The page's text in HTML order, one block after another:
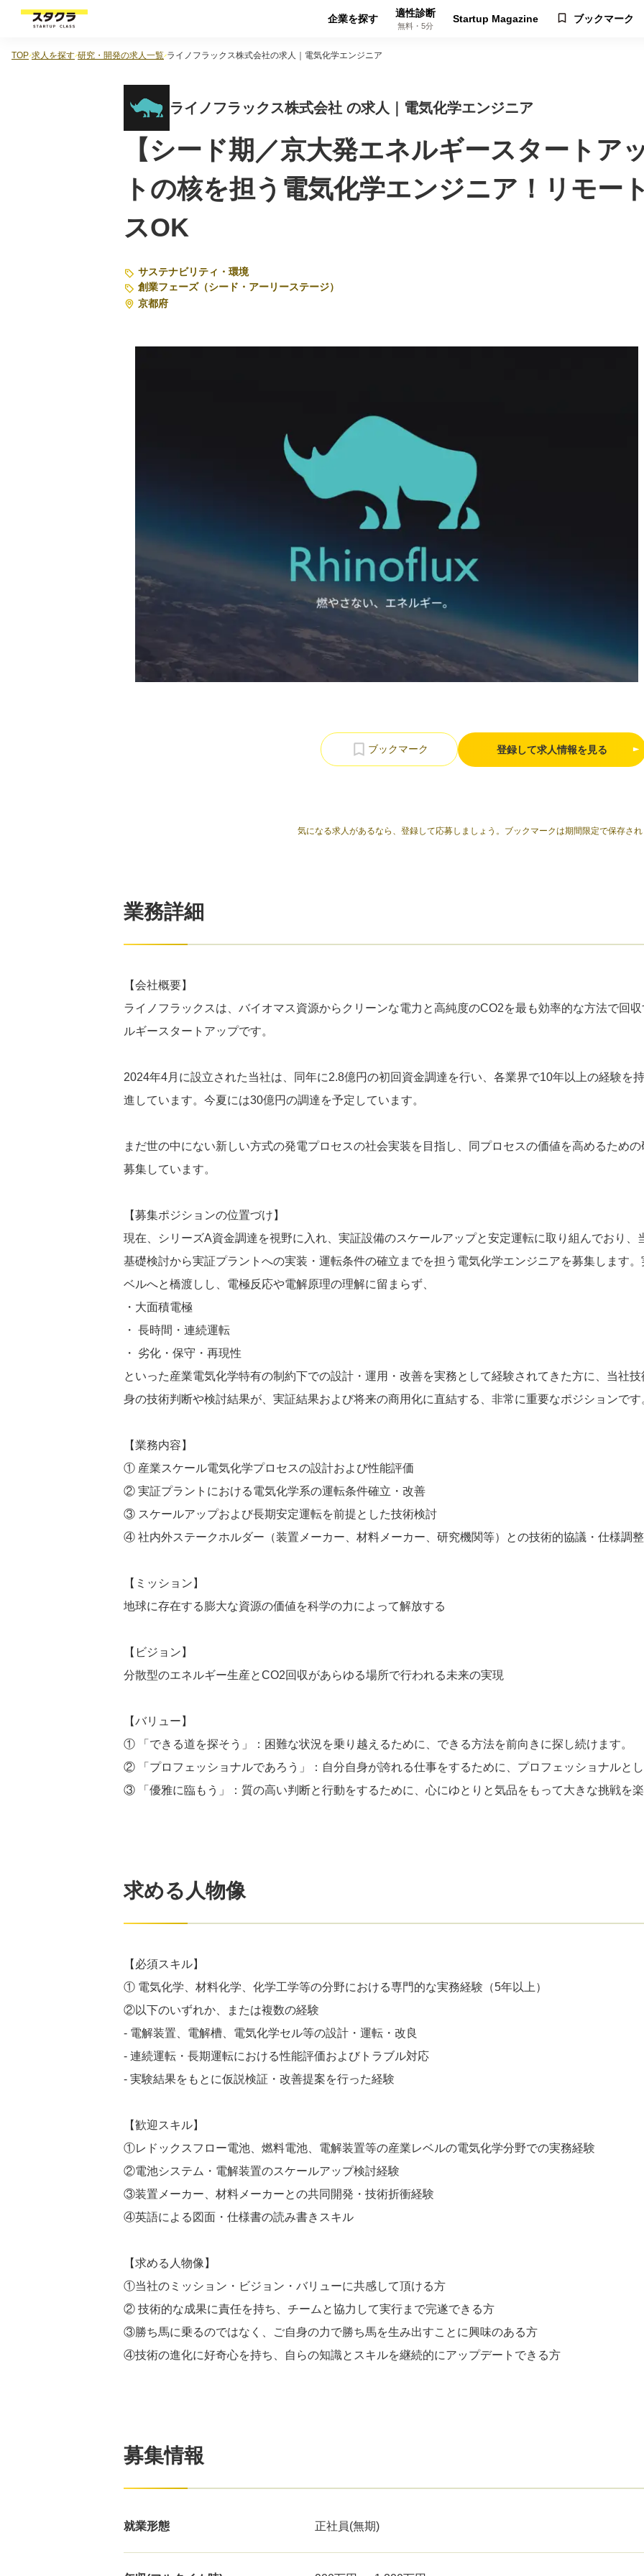
企業を探す 適性診断
無料・5分
Startup Magazine ブックマーク
TOP 求人を探す 研究・開発の求人一覧 ライノフラックス株式会社の求人｜電気化学エンジニア
ライノフラックス株式会社 の求人｜電気化学エンジニア
【シード期／京大発エネルギースタートア
トの核を担う電気化学エンジニア！リモー
スOK
サステナビリティ・環境
創業フェーズ（シード・アーリーステージ）
京都府
登録して求人情報を見る
気になる求人があるなら、登録して応募しましょう。ブックマークは期間限定で保存さ
業務詳細
【会社概要】
ライノフラックスは、バイオマス資源からクリーンな電力と高純度のCO2を最も効率的な方法で回
ルギースタートアップです。
2024年4月に設立された当社は、同年に2.8億円の初回資金調達を行い、各業界で10年以上の経験を
進しています。今夏には30億円の調達を予定しています。
まだ世の中にない新しい方式の発電プロセスの社会実装を目指し、同プロセスの価値を高めるため
募集しています。
【募集ポジションの位置づけ】
現在、シリーズA資金調達を視野に入れ、実証設備のスケールアップと安定運転に取り組んでおり
基礎検討から実証プラントへの実装・運転条件の確立までを担う電気化学エンジニアを募集します
ベルへと橋渡しし、電極反応や電解原理の理解に留まらず、
・大面積電極
・ 長時間・連続運転
・ 劣化・保守・再現性
といった産業電気化学特有の制約下での設計・運用・改善を実務として経験されてきた方に、当社
身の技術判断や検討結果が、実証結果および将来の商用化に直結する、非常に重要なポジションです
【業務内容】
① 産業スケール電気化学プロセスの設計および性能評価
② 実証プラントにおける電気化学系の運転条件確立・改善
③ スケールアップおよび長期安定運転を前提とした技術検討
④ 社内外ステークホルダー（装置メーカー、材料メーカー、研究機関等）との技術的協議・仕様調整
【ミッション】
地球に存在する膨大な資源の価値を科学の力によって解放する
【ビジョン】
分散型のエネルギー生産とCO2回収があらゆる場所で行われる未来の実現
【バリュー】
① 「できる道を探そう」：困難な状況を乗り越えるために、できる方法を前向きに探し続けます。
② 「プロフェッショナルであろう」：自分自身が誇れる仕事をするために、プロフェッショナルと
③ 「優雅に臨もう」：質の高い判断と行動をするために、心にゆとりと気品をもって大きな挑戦を
求める人物像
【必須スキル】
① 電気化学、材料化学、化学工学等の分野における専門的な実務経験（5年以上）
②以下のいずれか、または複数の経験
- 電解装置、電解槽、電気化学セル等の設計・運転・改良
- 連続運転・長期運転における性能評価およびトラブル対応
- 実験結果をもとに仮説検証・改善提案を行った経験
【歓迎スキル】
①レドックスフロー電池、燃料電池、電解装置等の産業レベルの電気化学分野での実務経験
②電池システム・電解装置のスケールアップ検討経験
③装置メーカー、材料メーカーとの共同開発・技術折衝経験
④英語による図面・仕様書の読み書きスキル
【求める人物像】
①当社のミッション・ビジョン・バリューに共感して頂ける方
② 技術的な成果に責任を持ち、チームと協力して実行まで完遂できる方
③勝ち馬に乗るのではなく、ご自身の力で勝ち馬を生み出すことに興味のある方
④技術の進化に好奇心を持ち、自らの知識とスキルを継続的にアップデートできる方
募集情報
就業形態 正社員(無期)